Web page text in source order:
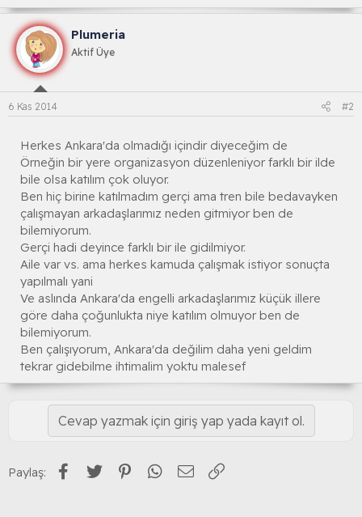
Plumeria
Aktif Üye
6 Kas 2014 #2
Herkes Ankara'da olmadığı içindir diyeceğim de
Örneğin bir yere organizasyon düzenleniyor farklı bir ilde
bile olsa katılım çok oluyor.
Ben hiç birine katılmadım gerçi ama tren bile bedavayken
çalışmayan arkadaşlarımız neden gitmiyor ben de
bilemiyorum.
Gerçi hadi deyince farklı bir ile gidilmiyor.
Aile var vs. ama herkes kamuda çalışmak istiyor sonuçta
yapılmalı yani
Ve aslında Ankara'da engelli arkadaşlarımız küçük illere
göre daha çoğunlukta niye katılım olmuyor ben de
bilemiyorum.
Ben çalışıyorum, Ankara'da değilim daha yeni geldim
tekrar gidebilme ihtimalim yoktu malesef
Cevap yazmak için giriş yap yada kayıt ol.
Paylaş: Facebook
Twitter PinterestWhatsApp
E-posta